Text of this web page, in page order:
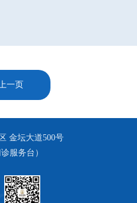
一页
金坛大道500号
服务台）